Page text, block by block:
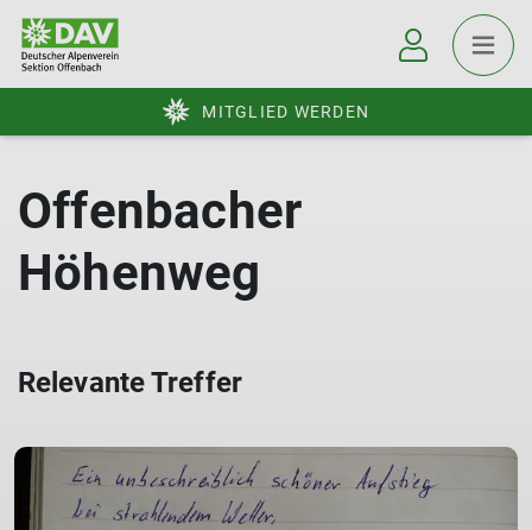
MITGLIED WERDEN
Offenbacher
Höhenweg
Relevante Treffer